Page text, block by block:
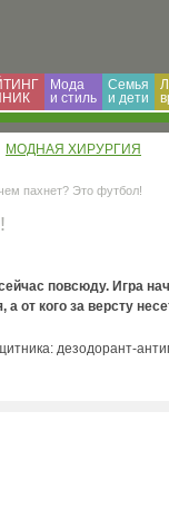
Мода
и cтиль
Семья
и дети
МОДНАЯ ХИРУРГИЯ
пахнет? Это футбол!
повсюду. Игра
от кого за версту
дезодорант-